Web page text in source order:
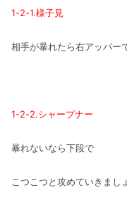
1-2-1.様子見
相手が暴れたら右アッパー
1-2-2.シャープナー
暴れないなら下段で
こつこつと攻めていきまし